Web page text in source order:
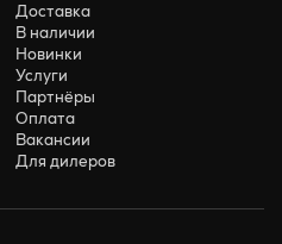
Доставка
В наличии
Новинки
Услуги
Партнёры
Оплата
Вакансии
Для дилеров